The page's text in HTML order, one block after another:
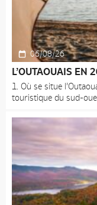
06/08/26
L’OUTAOUAIS EN
1. Où se situe
touristique du sud-